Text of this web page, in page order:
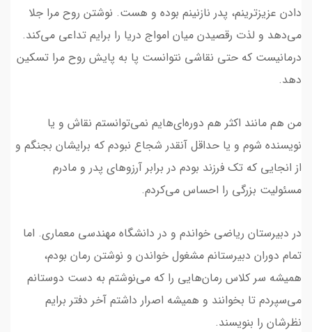
دادن عزیزترینم، پدر نازنینم بوده و‌ هست. نوشتن روح مرا جلا
می‌دهد و لذت رقصیدن میان امواج دریا را برایم تداعی می‌کند.
درمانیست که حتی نقاشی نتوانست پا به پایش روح مرا تسکین
دهد.
من هم مانند اکثر هم دوره‌‌ای‌هایم نمی‌توانستم نقاش و یا
نویسنده شوم و یا حداقل آنقدر شجاع نبودم که برایشان بجنگم و
از انجایی که تک فرزند بودم در برابر آرزوهای پدر و مادرم
مسئولیت بزرگی را احساس می‌کردم.
در دبیرستان ریاضی خواندم و در دانشگاه مهندسی معماری. اما
تمام دوران دبیرستانم مشغول خواندن و نوشتن رمان بودم،
همیشه سر کلاس رمان‌هایی را که می‌نوشتم به دست دوستانم
می‌سپردم تا بخوانند و همیشه اصرار داشتم آخر دفتر برایم
نظرشان را بنویسند.